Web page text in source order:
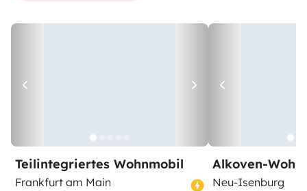
Teilintegriertes Wohnmobil
Frankfurt am Main
Alkoven-
Neu-Isenburg